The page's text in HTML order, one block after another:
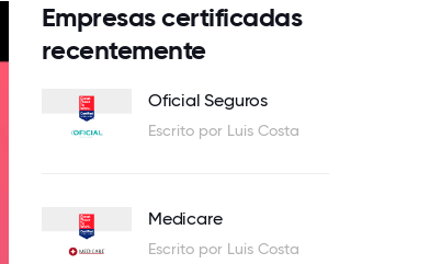
Empresas certificadas
recentemente
Oficial Seguros
Escrito por Luis Costa
Medicare
Escrito por Luis Costa